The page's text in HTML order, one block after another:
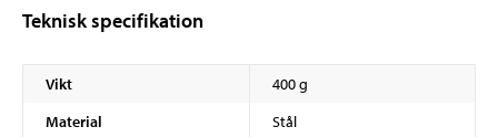
Teknisk specifikation
Vikt
400 g
Material
Stål